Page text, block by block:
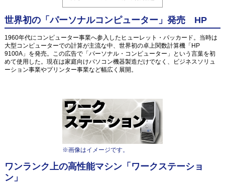
世界初の「パーソナルコンピューター」発売 HP
1960年代にコンピューター事業へ参入したヒューレット・パッカード。当時は
大型コンピューターでの計算が主流な中、世界初の卓上関数計算機「HP
9100A」を発売。この広告で「パーソナル・コンピューター」という言葉を初
めて使用した。現在は家庭向けパソコン機器製造だけでなく、ビジネスソリュ
ーション事業やプリンター事業など幅広く展開。
※画像はイメージです。
ワンランク上の高性能マシン「ワークステーショ
ン」